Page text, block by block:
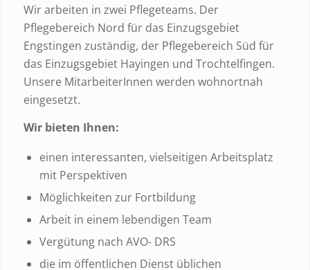
Wir arbeiten in zwei Pflegeteams. Der
Pflegebereich Nord für das Einzugsgebiet
Engstingen zuständig, der Pflegebereich Süd für
das Einzugsgebiet Hayingen und Trochtelfingen.
Unsere MitarbeiterInnen werden wohnortnah
eingesetzt.
Wir bieten Ihnen:
einen interessanten, vielseitigen Arbeitsplatz
mit Perspektiven
Möglichkeiten zur Fortbildung
Arbeit in einem lebendigen Team
Vergütung nach AVO- DRS
die im öffentlichen Dienst üblichen